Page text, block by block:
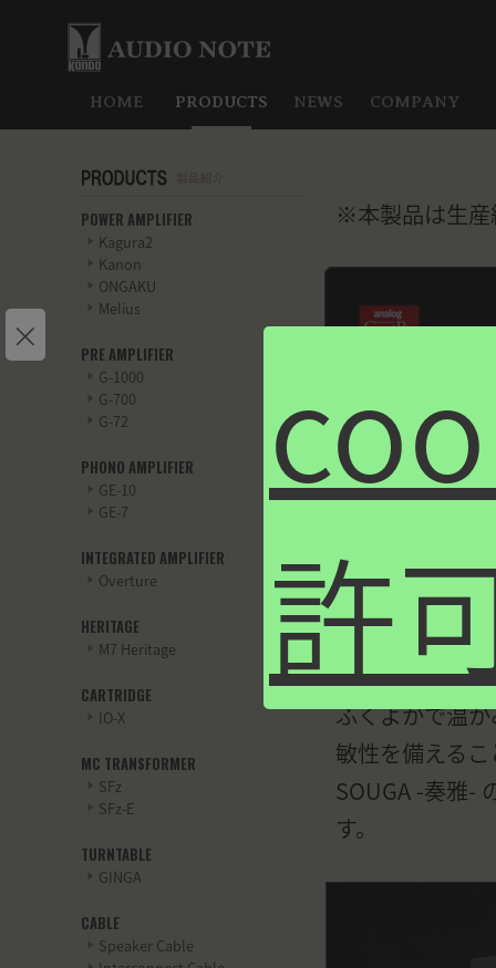
HOME PRODUCTS NEWS COMPANY
POWER AMPLIFIER
Kagura2
Kanon
ONGAKU
Melius
PRE AMPLIFIER
G-1000
G-700
G-72
PHONO AMPLIFIER
GE-10
GE-7
INTEGRATED AMPLIFIER
Overture
HERITAGE
M7 Heritage
CARTRIDGE
IO-X
MC TRANSFORMER
SFz
SFz-E
TURNTABLE
GINGA
CABLE
Speaker Cable
※本製品は生産
余韻が消える
精緻で深遠な
直熱三極管2A3
強力な電源回
を駆動します。
ふくよかで温
敏性を備える
SOUGA -奏雅-
す。
×
許